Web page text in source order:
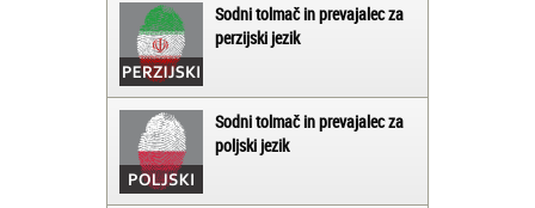
Sodni tolmač in prevajalec za
perzijski jezik
Sodni tolmač in prevajalec za
poljski jezik